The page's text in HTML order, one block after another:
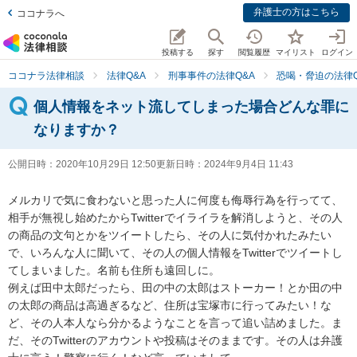
ココナラへ 弁護士の方はこちら
投稿する 探す 閲覧履歴 マイリスト ログイン
ココナラ法律相談 法律Q&A 刑事事件の法律Q&A 恐喝・脅迫の法律
個人情報をネット流してしまった場合どんな罪に
なりますか？
公開日時： 2020年10月29日 12:50更新日時： 2024年9月4日 11:43
メルカリで気に食わないと思った人に何度も侮辱行為を行ってて、
相手が無視し始めたからTwitterでイライラを解消しようと、その人
の商品の文句とかをツイートしたら、その人に気付かれたみたい
で、いろんな人に聞いて、その人の個人情報をTwitterでツイートし
てしまいました。名前も住所も遠回しに。
例えば田中太郎だったら、田の中の太郎はストーカー！とか田の中
の太郎の商品は高過ぎるなど、住所は宝塚市に行ってみたい！な
ど、その人本人なら分かるようなことを言って追い詰めました。ま
だ、そのTwitterのアカウントや投稿はそのままです。その人は弁護